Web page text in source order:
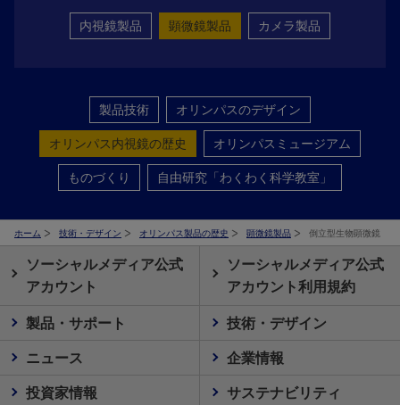
内視鏡製品 顕微鏡製品 カメラ製品
製品技術
オリンパスのデザイン
オリンパス内視鏡の歴史
オリンパスミュージアム
ものづくり
自由研究「わくわく科学教室」
ホーム 技術・デザイン オリンパス製品の歴史 顕微鏡製品 倒立型生物顕微鏡
ソーシャルメディア公式
アカウント
ソーシャルメディア公式
アカウント利用規約
製品・サポート
技術・デザイン
ニュース
企業情報
投資家情報
サステナビリティ